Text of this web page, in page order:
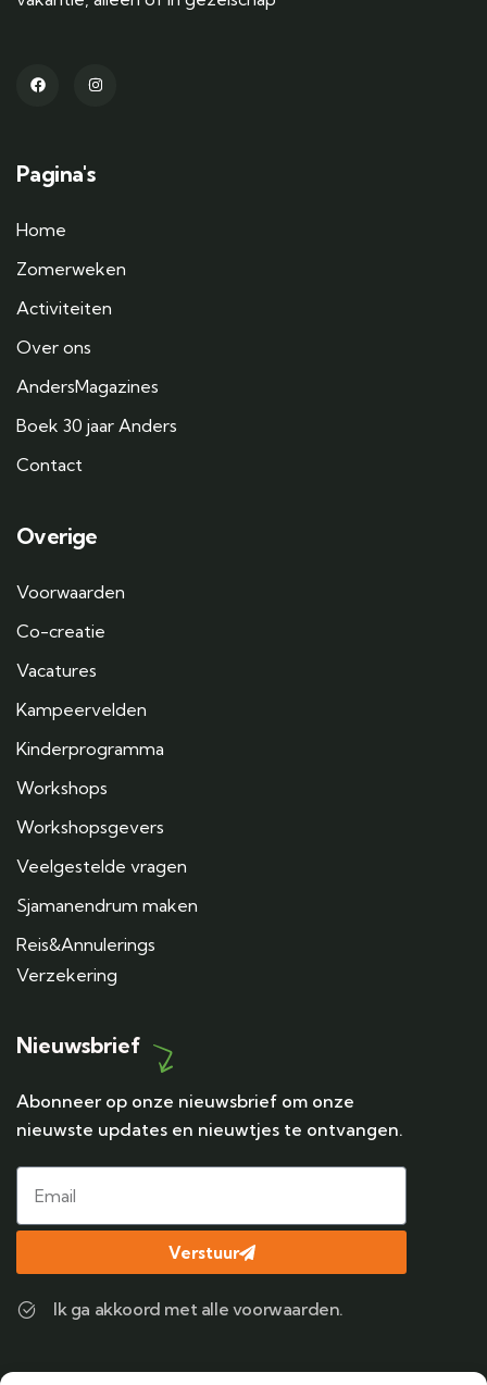
Pagina's
Home
Zomerweken
Activiteiten
Over ons
AndersMagazines
Boek 30 jaar Anders
Contact
Overige
Voorwaarden
Co-creatie
Vacatures
Kampeervelden
Kinderprogramma
Workshops
Workshopsgevers
Veelgestelde vragen
Sjamanendrum maken
Reis&Annulerings
Verzekering
Nieuwsbrief
Abonneer op onze nieuwsbrief om onze
nieuwste updates en nieuwtjes te ontvangen.
Verstuur
Ik ga akkoord met alle voorwaarden.